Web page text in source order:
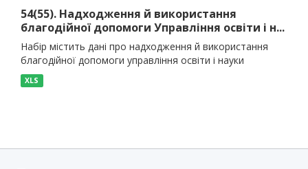
54(55). Надходження й використання
благодійної допомоги Управління освіти і н...
Набір містить дані про надходження й використання
благодійної допомоги управління освіти і науки
XLS